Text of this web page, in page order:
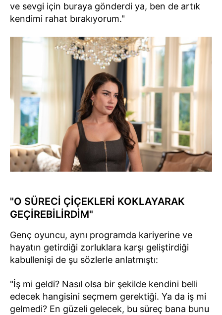
ve sevgi için buraya gönderdi ya, ben de artık
kendimi rahat bırakıyorum."
"O SÜRECİ ÇİÇEKLERİ KOKLAYARAK
GEÇİREBİLİRDİM"
Genç oyuncu, aynı programda kariyerine ve
hayatın getirdiği zorluklara karşı geliştirdiği
kabullenişi de şu sözlerle anlatmıştı:
"İş mi geldi? Nasıl olsa bir şekilde kendini belli
edecek hangisini seçmem gerektiği. Ya da iş mi
gelmedi? En güzeli gelecek, bu süreç bana bunu